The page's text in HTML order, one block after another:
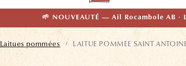
🌱 NOUVEAUTÉ — Ail Rocambole AB
Laitues pommées / LAITUE POMMEE SAINT